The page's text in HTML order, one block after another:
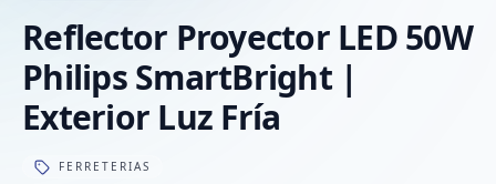
Reflector Proyector LED 50W
Philips SmartBright |
Exterior Luz Fría
FERRETERIAS